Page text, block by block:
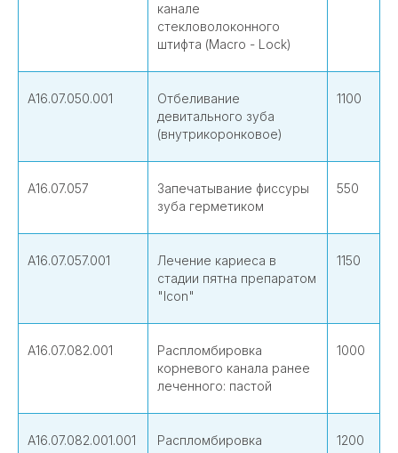
канале
стекловолоконного
штифта (Macro - Lock)
А16.07.050.001
Отбеливание
девитального зуба
(внутрикоронковое)
1100
А16.07.057
Запечатывание фиссуры
зуба герметиком
550
А16.07.057.001
Лечение кариеса в
стадии пятна препаратом
"Icon"
1150
А16.07.082.001
Распломбировка
корневого канала ранее
леченного: пастой
1000
А16.07.082.001.001
Распломбировка
1200